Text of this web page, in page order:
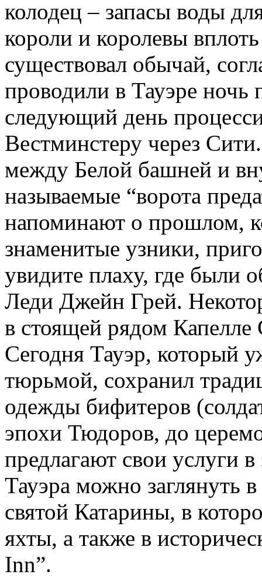
колодец – запасы воды
короли и королевы
существовал обычай,
проводили в Тауэре ночь
следующий день
Вестминстеру через
между Белой башней и
называемые “ворота
напоминают о прошлом,
знаменитые узники,
увидите плаху, где были
Леди Джейн Грей.
в стоящей рядом Капелле
Сегодня Тауэр, который
тюрьмой, сохранил
одежды бифитеров
эпохи Тюдоров, до
предлагают свои услуги
Тауэра можно заглянуть
святой Катарины, в
яхты, а также в
Inn”.